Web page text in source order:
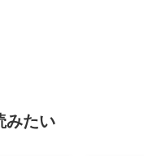
みたい